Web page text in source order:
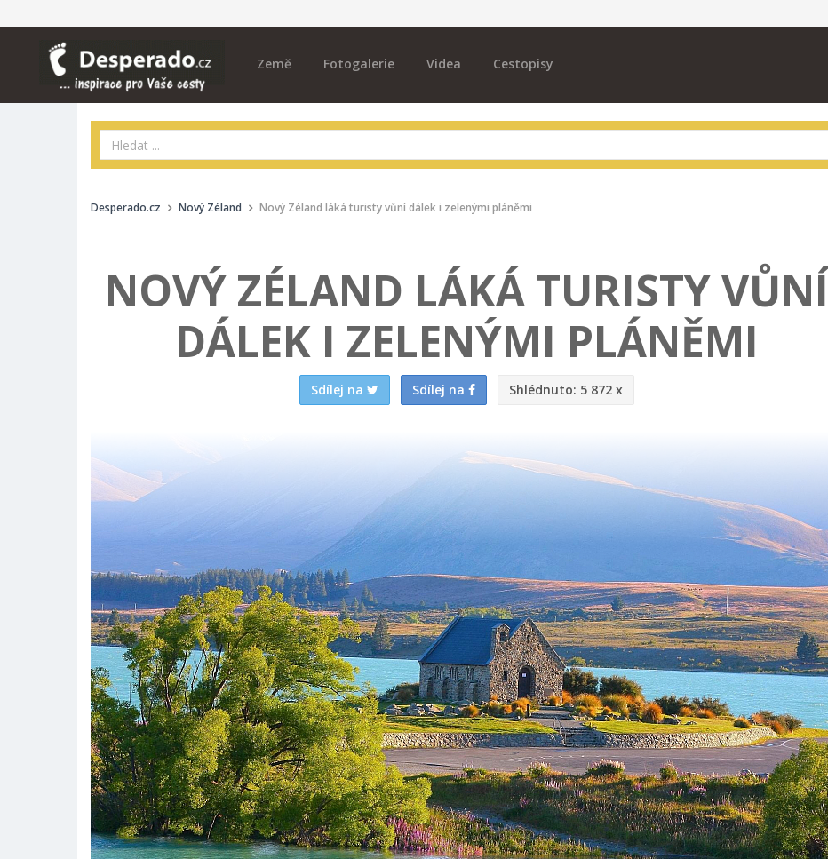
Země Fotogalerie Videa Cestopisy
Desperado.cz Nový Zéland Nový Zéland láká turisty vůní dálek i zelenými pláněmi
NOVÝ ZÉLAND LÁKÁ TURISTY VŮNÍ
DÁLEK I ZELENÝMI PLÁNĚMI
Sdílej na Sdílej na Shlédnuto: 5 872 x